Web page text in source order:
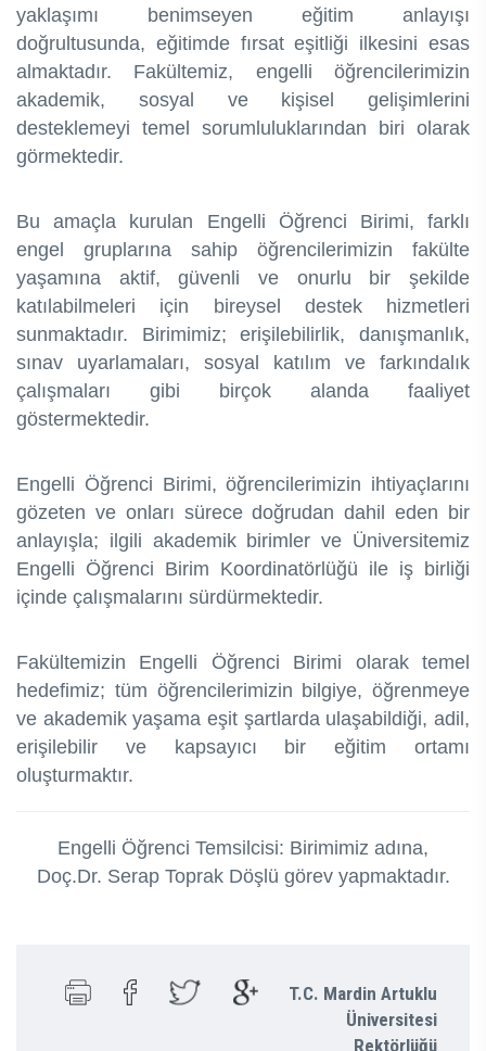
yaklaşımı benimseyen eğitim anlayışı
doğrultusunda, eğitimde fırsat eşitliği ilkesini esas
almaktadır. Fakültemiz, engelli öğrencilerimizin
akademik, sosyal ve kişisel gelişimlerini
desteklemeyi temel sorumluluklarından biri olarak
görmektedir.
Bu amaçla kurulan Engelli Öğrenci Birimi, farklı
engel gruplarına sahip öğrencilerimizin fakülte
yaşamına aktif, güvenli ve onurlu bir şekilde
katılabilmeleri için bireysel destek hizmetleri
sunmaktadır. Birimimiz; erişilebilirlik, danışmanlık,
sınav uyarlamaları, sosyal katılım ve farkındalık
çalışmaları gibi birçok alanda faaliyet
göstermektedir.
Engelli Öğrenci Birimi, öğrencilerimizin ihtiyaçlarını
gözeten ve onları sürece doğrudan dahil eden bir
anlayışla; ilgili akademik birimler ve Üniversitemiz
Engelli Öğrenci Birim Koordinatörlüğü ile iş birliği
içinde çalışmalarını sürdürmektedir.
Fakültemizin Engelli Öğrenci Birimi olarak temel
hedefimiz; tüm öğrencilerimizin bilgiye, öğrenmeye
ve akademik yaşama eşit şartlarda ulaşabildiği, adil,
erişilebilir ve kapsayıcı bir eğitim ortamı
oluşturmaktır.
Engelli Öğrenci Temsilcisi: Birimimiz adına,
Doç.Dr. Serap Toprak Döşlü görev yapmaktadır.
T.C. Mardin Artuklu
Üniversitesi
Rektörlüğü